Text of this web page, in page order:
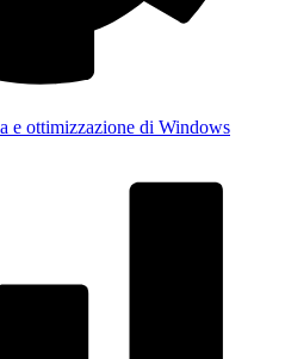
e ottimizzazione di Windows